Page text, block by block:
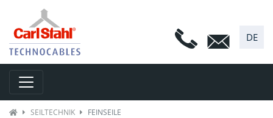
DE
Toggle navigation
SEILTECHNIK FEINSEILE